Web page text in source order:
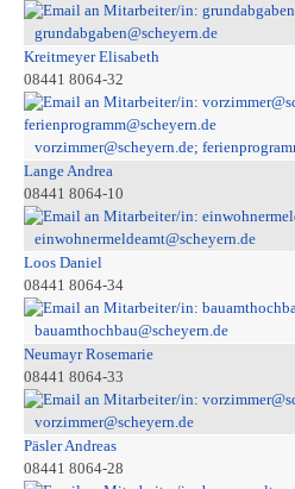
grundabgaben@scheyern.de
Kreitmeyer Elisabeth
08441 8064-32
vorzimmer@scheyern.de;
Lange Andrea
08441 8064-10
einwohnermeldeamt@scheyern.de
Loos Daniel
08441 8064-34
bauamthochbau@scheyern.de
Neumayr Rosemarie
08441 8064-33
vorzimmer@scheyern.de
Päsler Andreas
08441 8064-28